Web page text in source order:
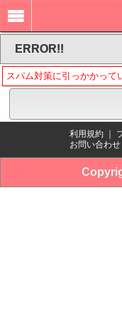
ERROR!!
スパム対策に引っかかって
利用規約
お問い合わせ